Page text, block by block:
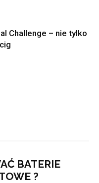
Challenge – nie tylko
BATERIE
?